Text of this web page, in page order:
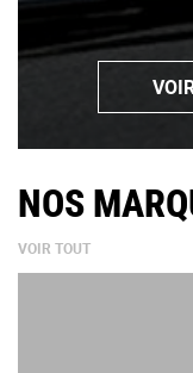
NOS
VOIR TOUT